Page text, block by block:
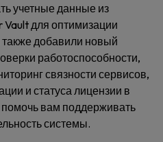
учетные данные из
для оптимизации
добавили новый
работоспособности,
связности сервисов,
и статуса лицензии в
вам поддерживать
системы.